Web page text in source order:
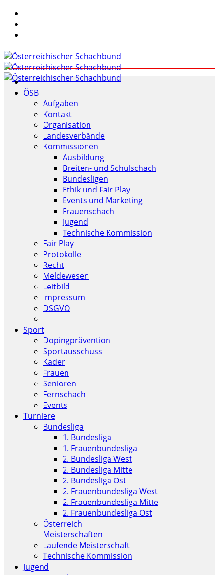
ÖSB
Aufgaben
Kontakt
Organisation
Landesverbände
Kommissionen
Ausbildung
Breiten- und Schulschach
Bundesligen
Ethik und Fair Play
Events und Marketing
Frauenschach
Jugend
Technische Kommission
Fair Play
Protokolle
Recht
Meldewesen
Leitbild
Impressum
DSGVO
Sport
Dopingprävention
Sportausschuss
Kader
Frauen
Senioren
Fernschach
Events
Turniere
Bundesliga
1. Bundesliga
1. Frauenbundesliga
2. Bundesliga West
2. Bundesliga Mitte
2. Bundesliga Ost
2. Frauenbundesliga West
2. Frauenbundesliga Mitte
2. Frauenbundesliga Ost
Österreich
Meisterschaften
Laufende Meisterschaft
Technische Kommission
Jugend